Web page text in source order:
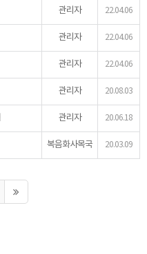
관리자 22.04.06
관리자 22.04.06
관리자 22.04.06
관리자 20.08.03
관리자 20.06.18
복음화사목국 20.03.09